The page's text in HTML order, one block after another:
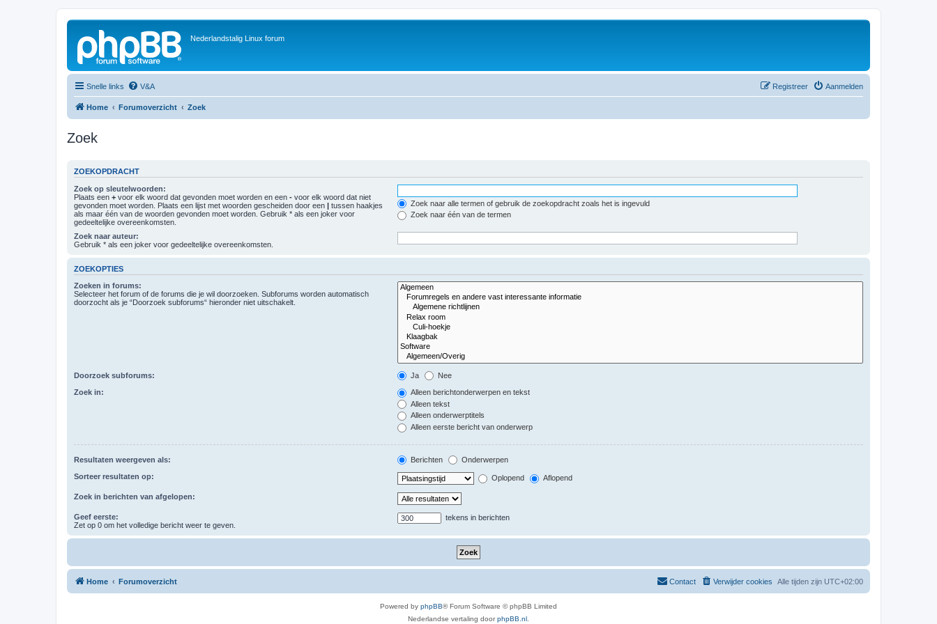
Nederlandstalig Linux forum
Snelle links V&A Aanmelden
Registreer
Home Forumoverzicht Zoek
Zoek
ZOEKOPDRACHT
Zoek op sleutelwoorden:
Plaats een + voor elk woord dat gevonden moet worden en een - voor elk woord dat niet
gevonden moet worden. Plaats een lijst met woorden gescheiden door een | tussen haakjes
als maar één van de woorden gevonden moet worden. Gebruik * als een joker voor
gedeeltelijke overeenkomsten.
Zoek naar alle termen of gebruik de zoekopdracht zoals het is ingevuld
Zoek naar één van de termen
Zoek naar auteur:
Gebruik * als een joker voor gedeeltelijke overeenkomsten.
ZOEKOPTIES
Zoeken in forums:
Selecteer het forum of de forums die je wil doorzoeken. Subforums worden automatisch
doorzocht als je “Doorzoek subforums“ hieronder niet uitschakelt.
Doorzoek subforums: Ja Nee
Zoek in:
Alleen berichtonderwerpen en tekst
Alleen tekst
Alleen onderwerptitels
Alleen eerste bericht van onderwerp
Resultaten weergeven als: Berichten Onderwerpen
Sorteer resultaten op: Oplopend Aflopend
Zoek in berichten van afgelopen:
Geef eerste:
Zet op 0 om het volledige bericht weer te geven.
tekens in berichten
Home Forumoverzicht Alle tijden zijn UTC+02:00
Verwijder cookies
Contact
Powered by phpBB® Forum Software © phpBB Limited
Nederlandse vertaling doorphpBB.nl